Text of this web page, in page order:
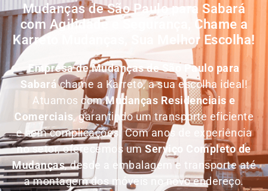
Mudanças de São Paulo para Sabará
com Agilidade e Segurança, Chame a
Karreto Mudanças, Sua Melhor Escolha!
Empresa deMudanças de São Paulo para
Sabaráchame a Karreto, a sua escolha ideal!
Atuamos comMudanças Residenciais e
Comerciais, garantindo um transporte eficiente
e sem complicações. Com anos de experiência
no setor, oferecemos umServiço Completo de
Mudanças, desde a embalagem e transporte até
a montagem dos móveis no novo endereço.